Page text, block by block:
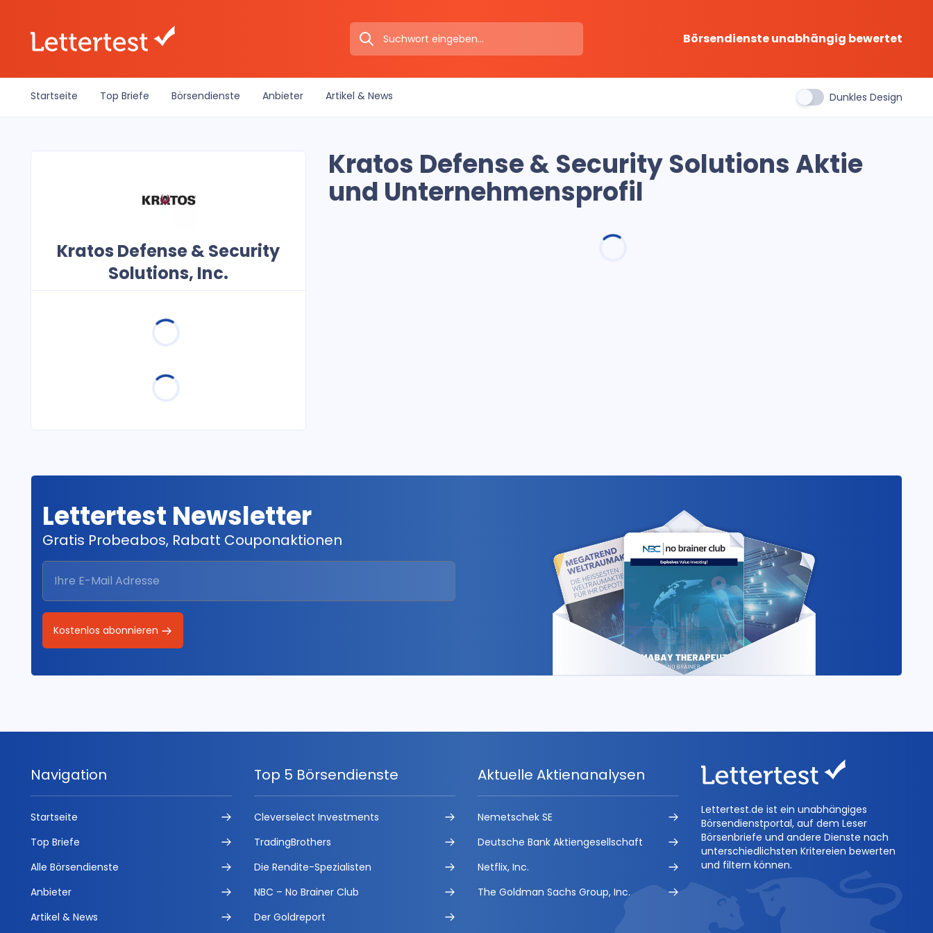
Börsendienste unabhängig bewertet
Startseite Top Briefe Börsendienste Anbieter Artikel & News Dunkles Design
Kratos Defense & Security
Solutions, Inc.
Kratos Defense & Security Solutions Aktie
und Unternehmensprofil
Lettertest Newsletter
Gratis Probeabos, Rabatt Couponaktionen
Kostenlos abonnieren
Navigation
Startseite
Top Briefe
Alle Börsendienste
Anbieter
Artikel & News
Top 5 Börsendienste
Cleverselect Investments
TradingBrothers
Die Rendite-Spezialisten
NBC – No Brainer Club
Der Goldreport
Aktuelle Aktienanalysen
Nemetschek SE
Deutsche Bank Aktiengesellschaft
Netflix, Inc.
The Goldman Sachs Group, Inc.
Lettertest.de ist ein unabhängiges
Börsendienstportal, auf dem Leser
Börsenbriefe und andere Dienste nach
unterschiedlichsten Kritereien bewerten
und filtern können.